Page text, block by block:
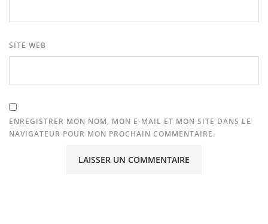
SITE WEB
ENREGISTRER MON NOM, MON E-MAIL ET MON SITE DANS LE
NAVIGATEUR POUR MON PROCHAIN COMMENTAIRE.